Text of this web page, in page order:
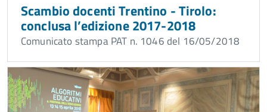
Scambio docenti Trentino - Tirolo:
conclusa l’edizione 2017-2018
Comunicato stampa PAT n. 1046 del 16/05/2018